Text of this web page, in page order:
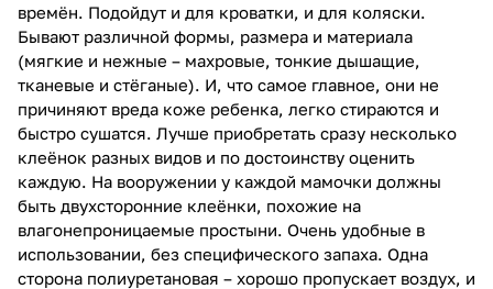
времён. Подойдут и для кроватки, и для коляски.
Бывают различной формы, размера и материала
(мягкие и нежные – махровые, тонкие дышащие,
тканевые и стёганые). И, что самое главное, они не
причиняют вреда коже ребенка, легко стираются и
быстро сушатся. Лучше приобретать сразу несколько
клеёнок разных видов и по достоинству оценить
каждую. На вооружении у каждой мамочки должны
быть двухсторонние клеёнки, похожие на
влагонепроницаемые простыни. Очень удобные в
использовании, без специфического запаха. Одна
сторона полиуретановая – хорошо пропускает воздух, и